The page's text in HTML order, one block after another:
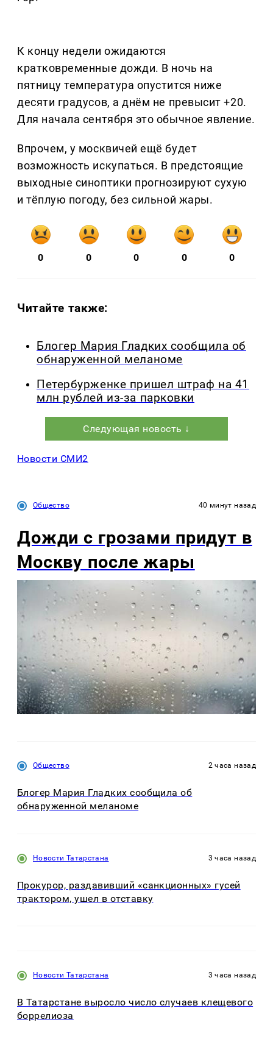
К концу недели ожидаются
кратковременные дожди. В ночь на
пятницу температура опустится ниже
десяти градусов, а днём не превысит +20.
Для начала сентября это обычное явление.
Впрочем, у москвичей ещё будет
возможность искупаться. В предстоящие
выходные синоптики прогнозируют сухую
и тёплую погоду, без сильной жары.
0 0 0 0 0
Читайте также:
Блогер Мария Гладких сообщила об
обнаруженной меланоме
Петербурженке пришел штраф на 41
млн рублей из-за парковки
Следующая новость ↓
Новости СМИ2
Общество 40 минут назад
Дожди с грозами придут в
Москву после жары
Общество 2 часа назад
Блогер Мария Гладких сообщила об
обнаруженной меланоме
Новости Татарстана 3 часа назад
Прокурор, раздавивший «санкционных» гусей
трактором, ушел в отставку
Новости Татарстана 3 часа назад
В Татарстане выросло число случаев клещевого
боррелиоза